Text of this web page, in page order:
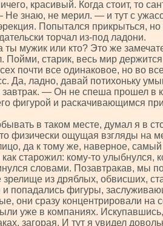
красивый. Когда стоит, то
Не знаю, не мерил. — и тут с
Попытался прикрыться, но
торчал из-под ладони.
мужик или кто? Это же
Пойми, старик, весь мир держится
почти все одинаковое, но во
Да, ладно, давай потихоньку
— Он не спеша прошел в
фигурой и раскачивающимся
в таком месте, думал я в
физически ощущая взгляды на
да к тому же, наверное,
старожил: кому-то улыбнулся,
словами. Позавтракав, мы
из дряблых, обвисших,
и попадались фигуры,
они сразу концентрировали на
уже в компаниях.
загорая. И тут я увидел